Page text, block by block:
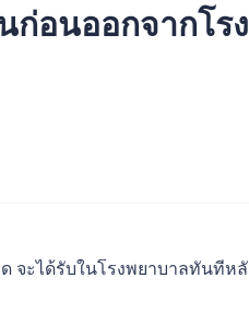
ก่อนออกจากโรง
จะได้รับในโรงพยาบาลทันทีห